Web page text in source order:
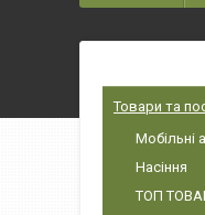
Товари та
Мобільні
Насіння
ТОП